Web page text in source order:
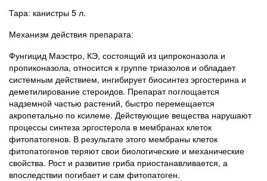
Тара: канистры 5 л.
Механизм действия препарата:
Фунгицид Маэстро, КЭ, состоящий из ципроконазола и
пропиконазола, относится к группе триазолов и обладает
системным действием, ингибирует биосинтез эргостерина и
деметилирование стероидов. Препарат поглощается
надземной частью растений, быстро перемещается
акропетально по ксилеме. Действующие вещества нарушают
процессы синтеза эргостерола в мембранах клеток
фитопатогенов. В результате этого мембраны клеток
фитопатогенов теряют свои биологические и механические
свойства. Рост и развитие гриба приостанавливается, а
впоследствии погибает и сам фитопатоген.